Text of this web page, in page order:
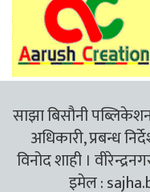
साझा बिसौनी पब्लिकेशन
अधिकारी, प्रबन्ध
विनोद शाही ।
इमेल :